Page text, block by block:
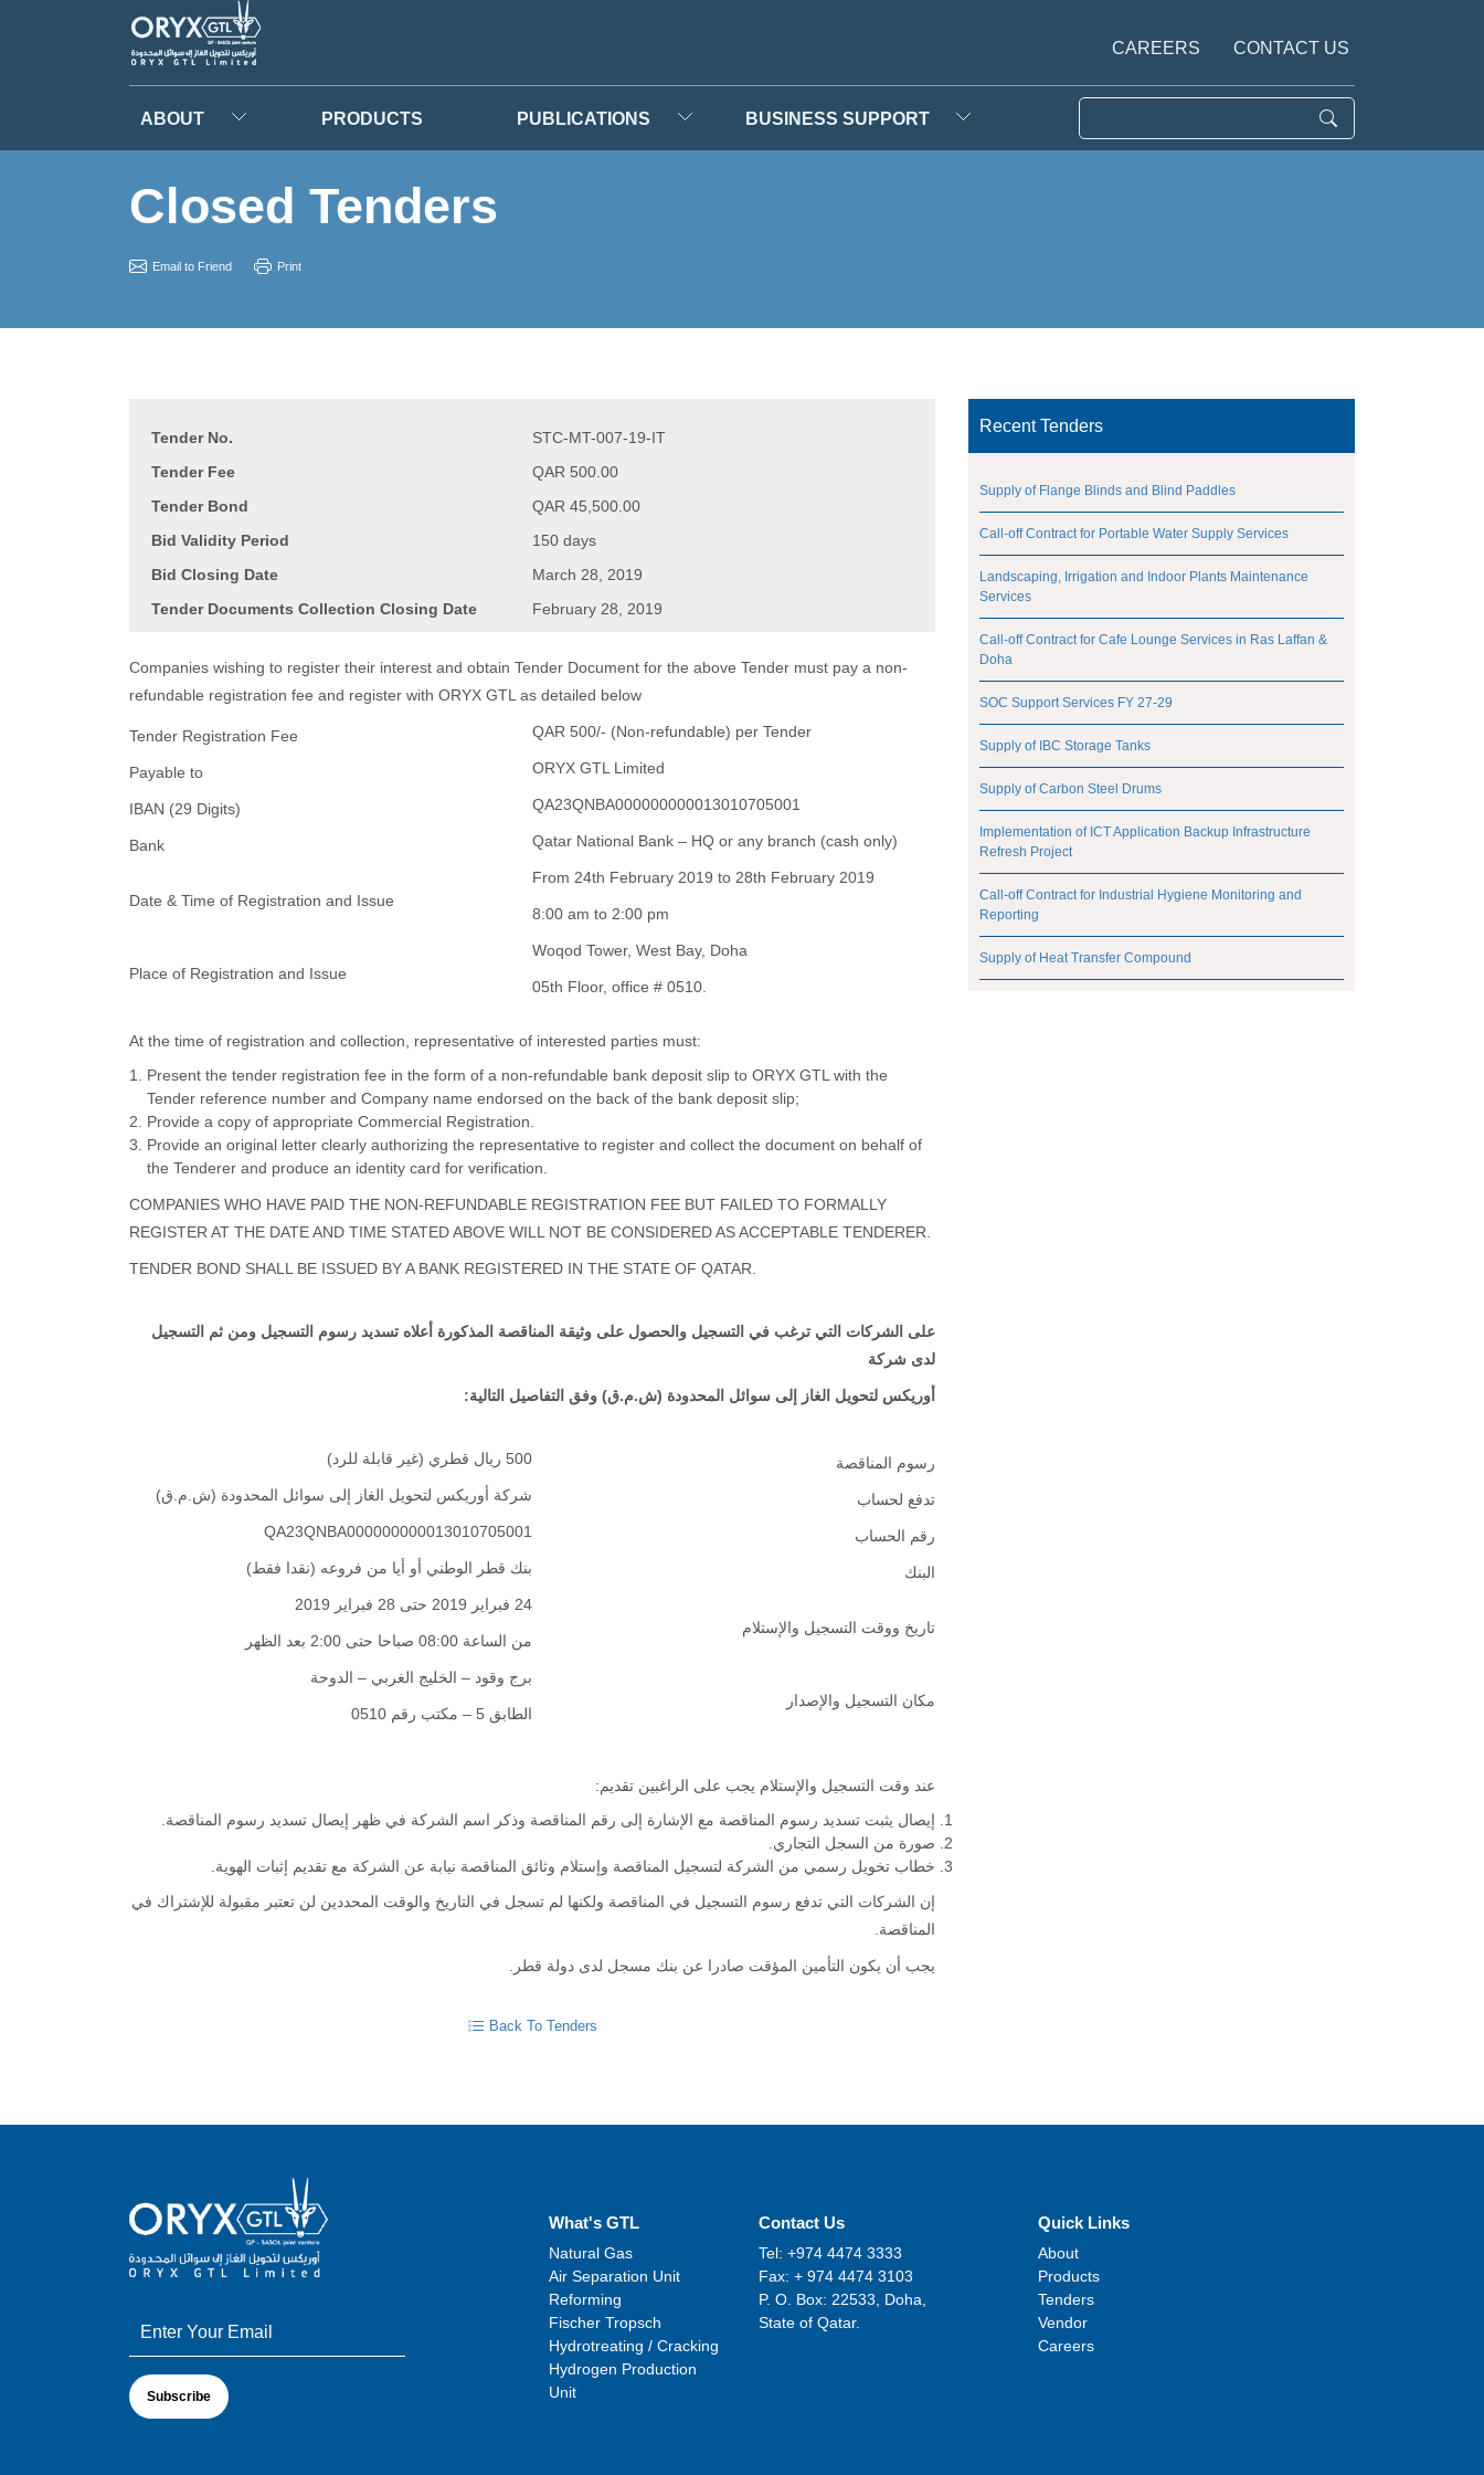
CAREERS CONTACT US
ABOUT PRODUCTS PUBLICATIONS BUSINESS SUPPORT
Closed Tenders
Email to Friend Print
Tender No.
STC-MT-007-19-IT
Tender Fee
QAR 500.00
Tender Bond
QAR 45,500.00
Bid Validity Period
150 days
Bid Closing Date
March 28, 2019
Tender Documents Collection Closing Date
February 28, 2019
Companies wishing to register their interest and obtain Tender Document for the above Tender must pay a non-
refundable registration fee and register with ORYX GTL as detailed below
Tender Registration Fee QAR 500/- (Non-refundable) per Tender
Payable to ORYX GTL Limited
IBAN (29 Digits) QA23QNBA000000000013010705001
Bank Qatar National Bank – HQ or any branch (cash only)
Date & Time of Registration and Issue
From 24th February 2019 to 28th February 2019
8:00 am to 2:00 pm
Place of Registration and Issue
Woqod Tower, West Bay, Doha
05th Floor, office # 0510.
At the time of registration and collection, representative of interested parties must:
Present the tender registration fee in the form of a non-refundable bank deposit slip to ORYX GTL with the
Tender reference number and Company name endorsed on the back of the bank deposit slip;
Provide a copy of appropriate Commercial Registration.
Provide an original letter clearly authorizing the representative to register and collect the document on behalf of
the Tenderer and produce an identity card for verification.
COMPANIES WHO HAVE PAID THE NON-REFUNDABLE REGISTRATION FEE BUT FAILED TO FORMALLY
REGISTER AT THE DATE AND TIME STATED ABOVE WILL NOT BE CONSIDERED AS ACCEPTABLE TENDERER.
TENDER BOND SHALL BE ISSUED BY A BANK REGISTERED IN THE STATE OF QATAR.
على الشركات التي ترغب في التسجيل والحصول على وثيقة المناقصة المذكورة أعلاه تسديد رسوم التسجيل ومن ثم التسجيل
لدى شركة
أوريكس لتحويل الغاز إلى سوائل المحدودة (ش.م.ق) وفق التفاصيل التالية:
رسوم المناقصة 500 ريال قطري (غير قابلة للرد)
تدفع لحساب شركة أوريكس لتحويل الغاز إلى سوائل المحدودة (ش.م.ق)
رقم الحساب QA23QNBA000000000013010705001
البنك بنك قطر الوطني أو أيا من فروعه (نقدا فقط)
تاريخ ووقت التسجيل والإستلام
24 فبراير 2019 حتى 28 فبراير 2019
من الساعة 08:00 صباحا حتى 2:00 بعد الظهر
مكان التسجيل والإصدار
برج وقود – الخليج الغربي – الدوحة
الطابق 5 – مكتب رقم 0510
عند وقت التسجيل والإستلام يجب على الراغبين تقديم:
إيصال يثبت تسديد رسوم المناقصة مع الإشارة إلى رقم المناقصة وذكر اسم الشركة في ظهر إيصال تسديد رسوم المناقصة.
صورة من السجل التجاري.
خطاب تخويل رسمي من الشركة لتسجيل المناقصة وإستلام وثائق المناقصة نيابة عن الشركة مع تقديم إثبات الهوية.
إن الشركات التي تدفع رسوم التسجيل في المناقصة ولكنها لم تسجل في التاريخ والوقت المحددين لن تعتبر مقبولة للإشتراك في
المناقصة.
يجب أن يكون التأمين المؤقت صادرا عن بنك مسجل لدى دولة قطر.
Back To Tenders
Recent Tenders
Supply of Flange Blinds and Blind Paddles
Call-off Contract for Portable Water Supply Services
Landscaping, Irrigation and Indoor Plants Maintenance
Services
Call-off Contract for Cafe Lounge Services in Ras Laffan &
Doha
SOC Support Services FY 27-29
Supply of IBC Storage Tanks
Supply of Carbon Steel Drums
Implementation of ICT Application Backup Infrastructure
Refresh Project
Call-off Contract for Industrial Hygiene Monitoring and
Reporting
Supply of Heat Transfer Compound
What's GTL
Natural Gas
Air Separation Unit
Reforming
Fischer Tropsch
Hydrotreating / Cracking
Hydrogen Production
Unit
Contact Us
Tel: +974 4474 3333
Fax: + 974 4474 3103
P. O. Box: 22533, Doha,
State of Qatar.
Quick Links
About
Products
Tenders
Vendor
Careers